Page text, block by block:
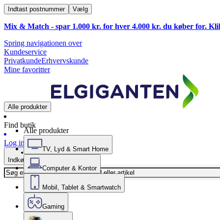
Indtast postnummer Vælg
Mix & Match - spar 1.000 kr. for hver 4.000 kr. du køber for.
Spring navigationen over
Kundeservice
PrivatkundeErhvervskunde
Mine favoritter
Alle produkter
Find butik
Log ind
Indkøbskurv
Alle produkter
TV, Lyd & Smart Home
Computer & Kontor
Mobil, Tablet & Smartwatch
Gaming